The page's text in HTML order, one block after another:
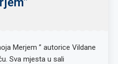
Merjem ” autorice Vildane
Sva mjesta u sali